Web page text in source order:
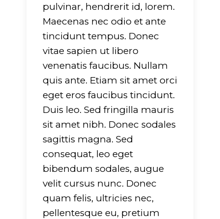
pulvinar, hendrerit id, lorem.
Maecenas nec odio et ante
tincidunt tempus. Donec
vitae sapien ut libero
venenatis faucibus. Nullam
quis ante. Etiam sit amet orci
eget eros faucibus tincidunt.
Duis leo. Sed fringilla mauris
sit amet nibh. Donec sodales
sagittis magna. Sed
consequat, leo eget
bibendum sodales, augue
velit cursus nunc. Donec
quam felis, ultricies nec,
pellentesque eu, pretium